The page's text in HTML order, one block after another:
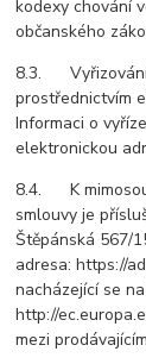
kodexy chování
občanského
8.3. Vyřizování
prostřednictvím
Informaci o
elektronickou
8.4. K
smlouvy je
Štěpánská 567/
adresa: https://
nacházející se
http://
mezi